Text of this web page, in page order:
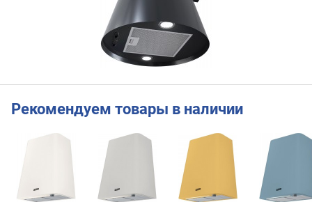
Рекомендуем товары в наличии